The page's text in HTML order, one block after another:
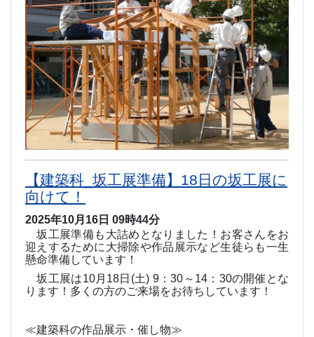
【建築科_坂工展準備】18日の坂工展に
向けて！
2025年10月16日 09時44分
坂工展準備も大詰めとなりました！お客さんをお
迎えするために大掃除や作品展示など生徒らも一生
懸命準備しています！
坂工展は10月 18日 (土) 9：30 ～ 14： 30の開催とな
ります！多くの方のご来場をお待ちしています！
≪建築科の作品展示・催し物≫